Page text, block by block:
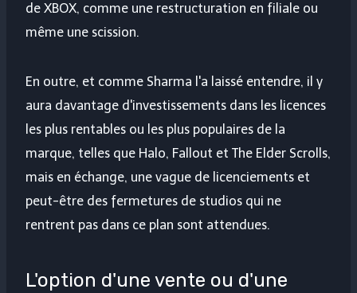
de XBOX, comme une restructuration en filiale ou
même une scission.
En outre, et comme Sharma l'a laissé entendre, il y
aura davantage d'investissements dans les licences
les plus rentables ou les plus populaires de la
marque, telles que Halo, Fallout et The Elder Scrolls,
mais en échange, une vague de licenciements et
peut-être des fermetures de studios qui ne
rentrent pas dans ce plan sont attendues.
L'option d'une vente ou d'une